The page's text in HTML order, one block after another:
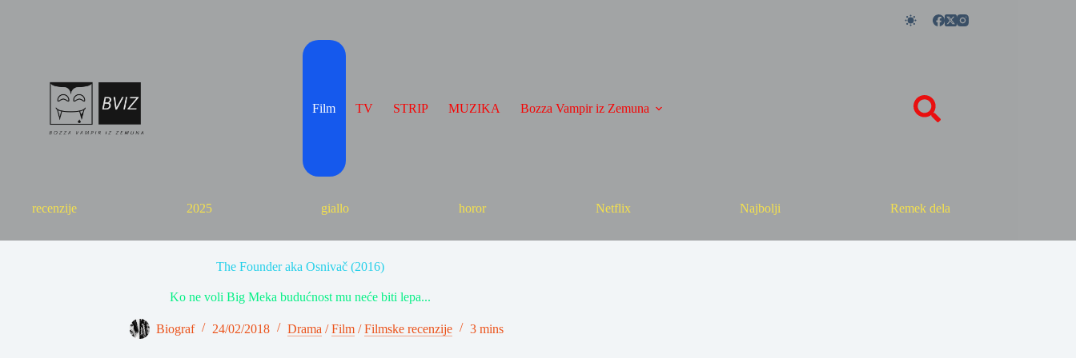
Film TV STRIP MUZIKA Bozza Vampir iz Zemuna
recenzije 2025 giallo horor Netflix Najbolji Remek dela
The Founder aka Osnivač (2016)
Ko ne voli Big Meka budućnost mu neće biti lepa...
Biograf 24/02/2018 Drama /Film/Filmske recenzije 3 mins